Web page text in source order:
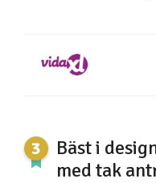
Bäst i
med tak